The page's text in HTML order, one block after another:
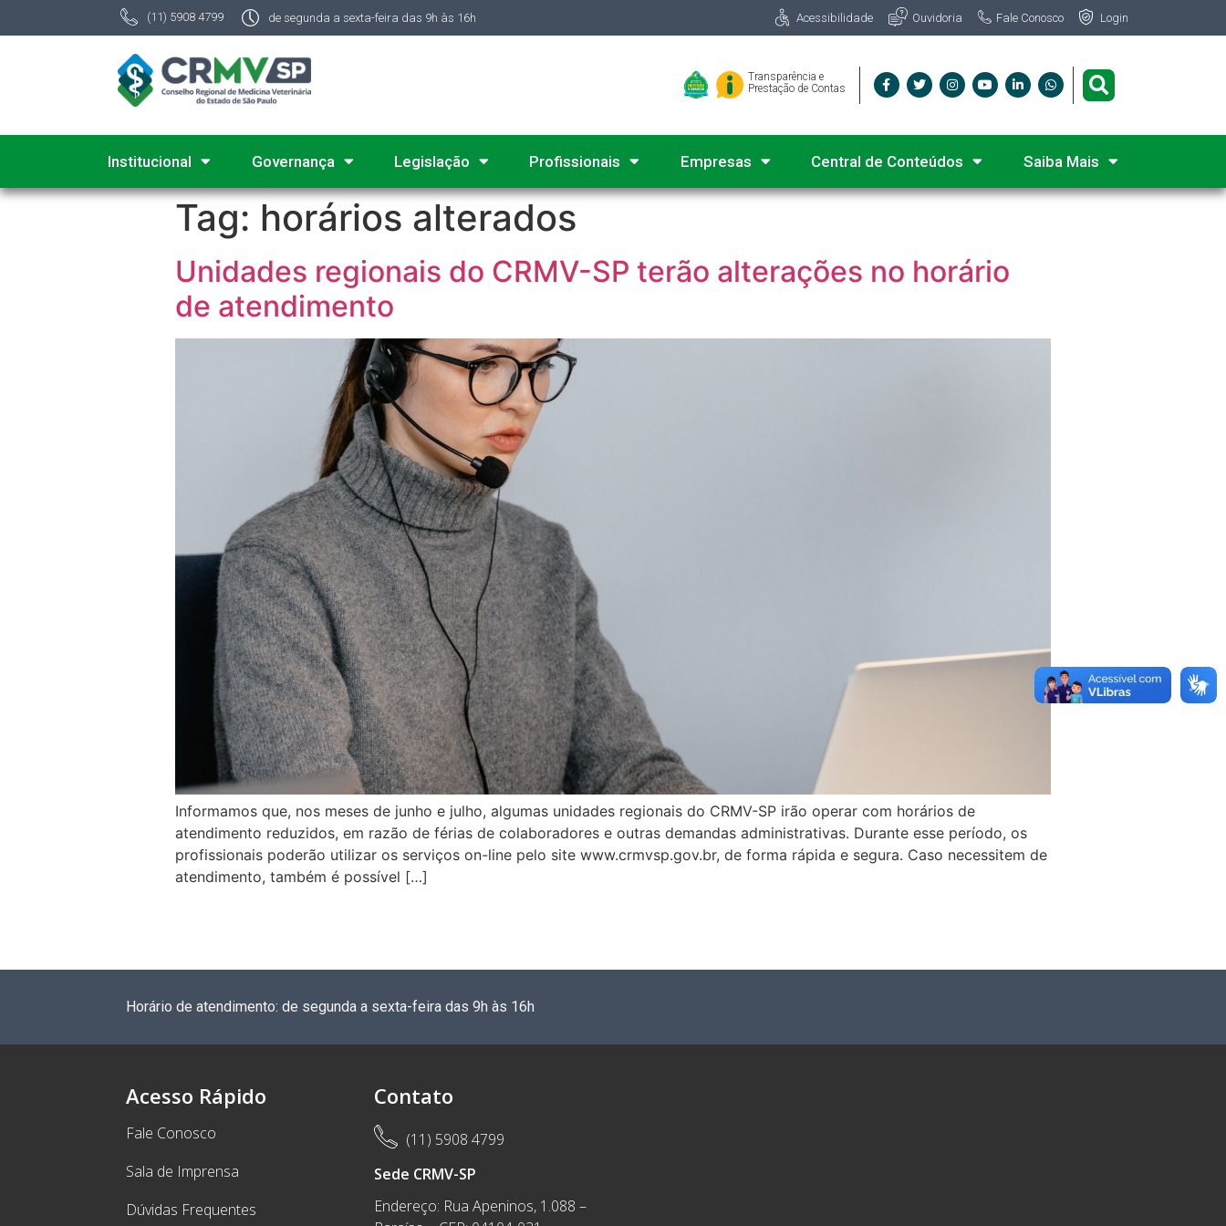
(11) 5908 4799 de segunda a sexta-feira das 9h às 16h Acessibilidade Ouvidoria Fale Conosco Login
Transparência e
Prestação de Contas
Institucional Governança Legislação Profissionais Empresas Central de Conteúdos Saiba Mais
Tag: horários alterados
Unidades regionais do CRMV-SP terão alterações no horário
de atendimento
Informamos que, nos meses de junho e julho, algumas unidades regionais do CRMV-SP irão operar com horários de
atendimento reduzidos, em razão de férias de colaboradores e outras demandas administrativas. Durante esse período, os
profissionais poderão utilizar os serviços on-line pelo site www.crmvsp.gov.br, de forma rápida e segura. Caso necessitem de
atendimento, também é possível […]
Horário de atendimento: de segunda a sexta-feira das 9h às 16h
Acesso Rápido
Fale Conosco
Sala de Imprensa
Dúvidas Frequentes
Contato
(11) 5908 4799
Sede CRMV-SP
Endereço: Rua Apeninos, 1.088 –